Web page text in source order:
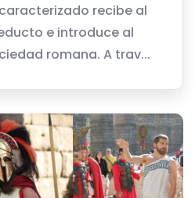
recibe al
e introduce al
romana. A trav...